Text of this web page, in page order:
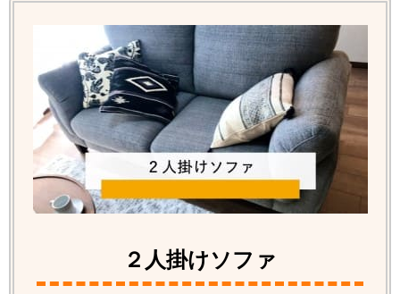
２人掛けソファ